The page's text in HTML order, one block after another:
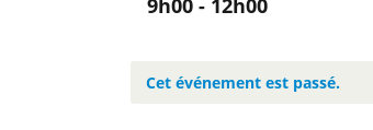
9h00 - 12h00
Cet événement est passé.